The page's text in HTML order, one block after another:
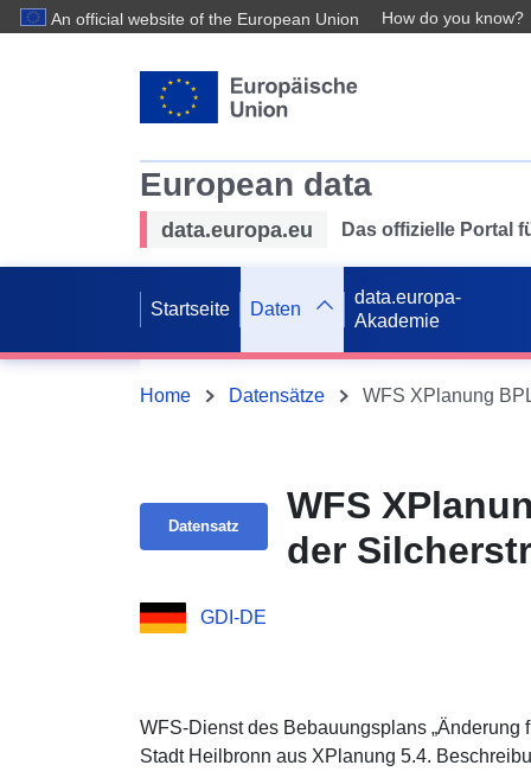
An official website of the European Union How do you know?
European data
data.europa.eu Das offizielle Portal
Startseite Daten
data.europa-
Akademie
Home Datensätze WFS XPlanung
Datensatz
WFS
der
GDI-DE
WFS-Dienst des Bebauungsplans „Änderung
Stadt Heilbronn aus XPlanung 5.4.